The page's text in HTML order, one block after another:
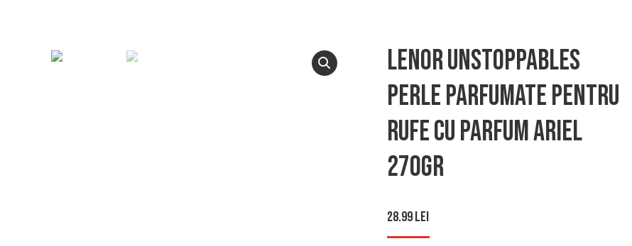
Lenor unstoppables
perle parfumate pentru
rufe cu parfum ariel
270gr
28.99lei